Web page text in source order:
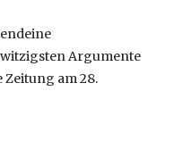
Argumente
am 28.